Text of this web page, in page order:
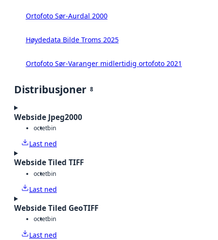
Ortofoto Sør-Aurdal 2000
Høydedata Bilde Troms 2025
Ortofoto Sør-Varanger midlertidig ortofoto 2021
Distribusjoner 8
Webside Jpeg2000
octetbin
Last ned
Webside Tiled TIFF
octetbin
Last ned
Webside Tiled GeoTIFF
octetbin
Last ned